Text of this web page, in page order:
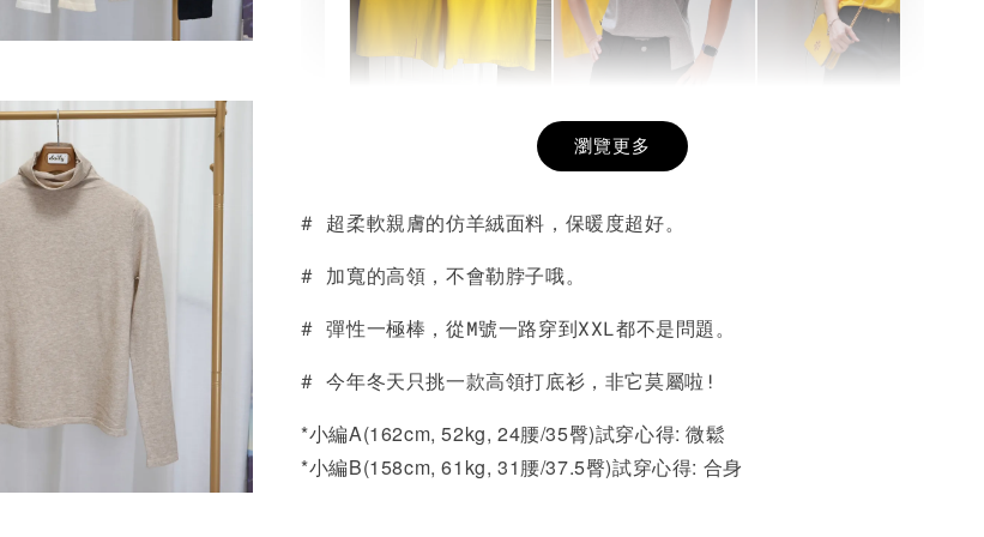
NT$ 190
NT$ 450
- +
希望相隨雙面T
NT$ 190
NT$ 450
瀏覽更多
# 超柔軟親膚的仿羊絨面料，保暖度超好。
# 加寬的高領，不會勒脖子哦。
# 彈性一極棒，從M號一路穿到XXL都不是問題。
# 今年冬天只挑一款高領打底衫，非它莫屬啦!
*小編A(162cm, 52kg, 24腰/35臀)試穿心得: 微鬆
*小編B(158cm, 61kg, 31腰/37.5臀)試穿心得: 合身